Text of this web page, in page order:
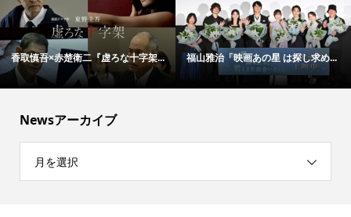
香取慎吾×赤楚衛二『虚ろな十字架... 福山雅治「映画あの星 は探し求め...
Newsアーカイブ
月を選択